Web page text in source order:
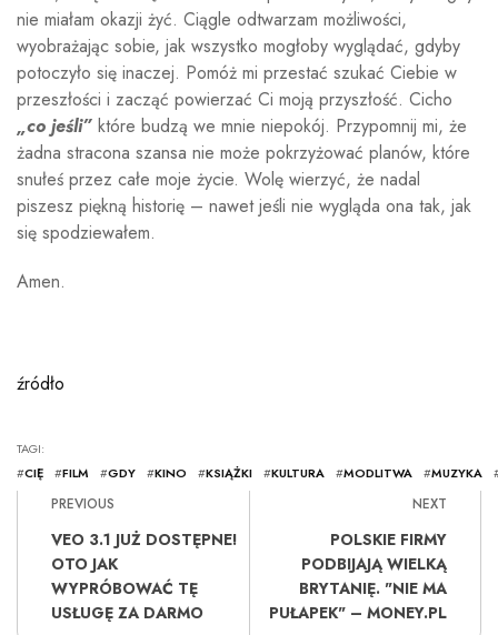
nie miałam okazji żyć. Ciągle odtwarzam możliwości,
wyobrażając sobie, jak wszystko mogłoby wyglądać, gdyby
potoczyło się inaczej. Pomóż mi przestać szukać Ciebie w
przeszłości i zacząć powierzać Ci moją przyszłość. Cicho
„co jeśli” które budzą we mnie niepokój. Przypomnij mi, że
żadna stracona szansa nie może pokrzyżować planów, które
snułeś przez całe moje życie. Wolę wierzyć, że nadal
piszesz piękną historię – nawet jeśli nie wygląda ona tak, jak
się spodziewałem.
Amen.
źródło
TAGI:
#CIĘ #FILM #GDY #KINO #KSIĄŻKI #KULTURA #MODLITWA #MUZYKA
PREVIOUS
VEO 3.1 JUŻ DOSTĘPNE!
OTO JAK
WYPRÓBOWAĆ TĘ
USŁUGĘ ZA DARMO
NEXT
POLSKIE FIRMY
PODBIJAJĄ WIELKĄ
BRYTANIĘ. "NIE MA
PUŁAPEK" – MONEY.PL